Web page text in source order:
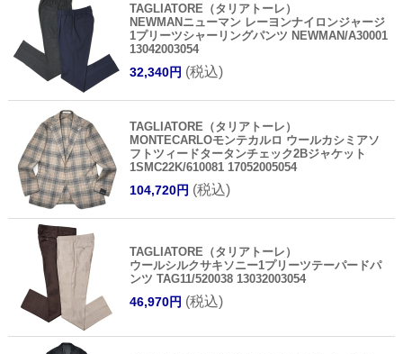
TAGLIATORE（タリアトーレ）
NEWMANニューマン レーヨンナイロンジャージ
1プリーツシャーリングパンツ NEWMAN/A30001
13042003054
32,340円 (税込)
TAGLIATORE（タリアトーレ）
MONTECARLOモンテカルロ ウールカシミアソ
フトツィードタータンチェック2Bジャケット
1SMC22K/610081 17052005054
104,720円 (税込)
TAGLIATORE（タリアトーレ）
ウールシルクサキソニー1プリーツテーパードパ
ンツ TAG11/520038 13032003054
46,970円 (税込)